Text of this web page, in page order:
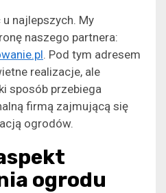
najlepszych. My
naszego partnera:
. Pod tym adresem
realizacje, ale
sposób przebiega
firmą zajmującą się
ogrodów.
ogrodu